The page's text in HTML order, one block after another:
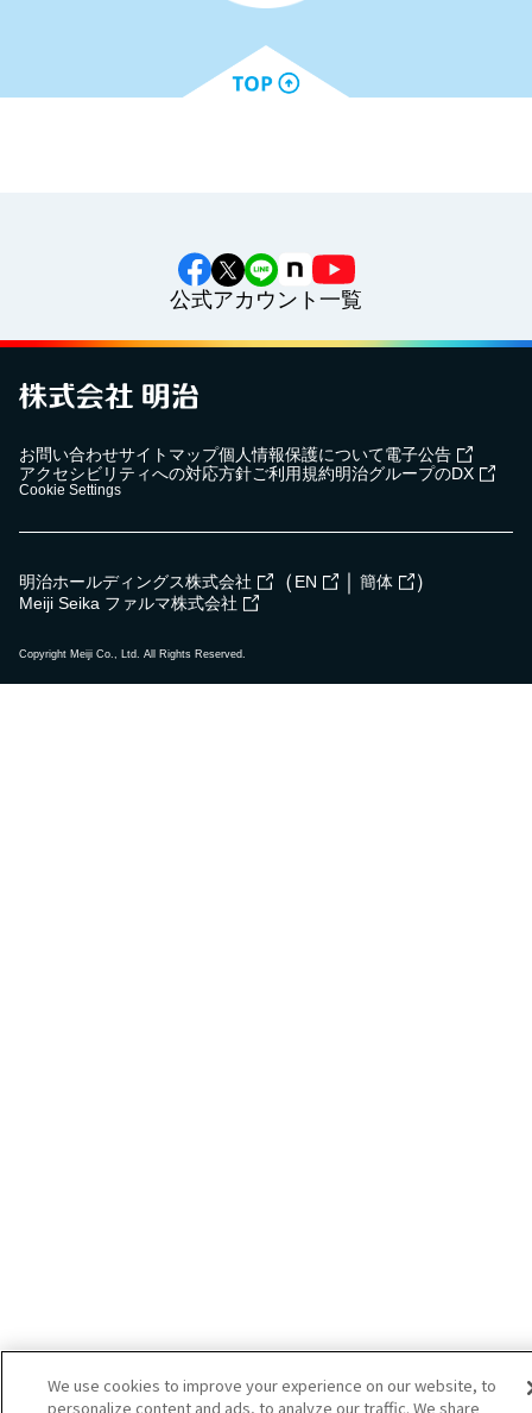
公式アカウント一覧
お問い合わせサイトマップ個人情報保護について電子公告
アクセシビリティへの対応方針ご利用規約明治グループのDX
Cookie Settings
明治ホールディングス株式会社 （ EN ｜ 簡体 ）
Meiji Seika ファルマ株式会社
Copyright Meiji Co., Ltd. All Rights Reserved.
We use cookies to improve your experience on our website, to
personalize content and ads, to analyze our traffic. We share